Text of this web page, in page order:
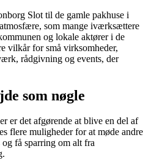
Slot til de gamle pakhuse i
som mange iværksættere
og lokale aktører i de
vilkår for små virksomheder,
rådgivning og events, der
som nøgle
er det afgørende at blive en del af
flere muligheder for at møde andre
få sparring om alt fra